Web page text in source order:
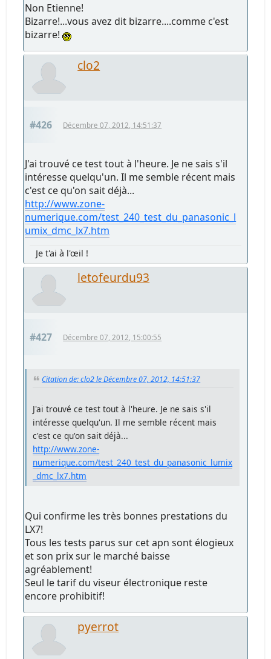
Non Etienne!
Bizarre!...vous avez dit bizarre....comme c'est
bizarre!
clo2
#426 Décembre 07, 2012, 14:51:37
J'ai trouvé ce test tout à l'heure. Je ne sais s'il
intéresse quelqu'un. Il me semble récent mais
c'est ce qu'on sait déjà...
http://www.zone-
numerique.com/test_240_test_du_panasonic_l
umix_dmc_lx7.htm
Je t'ai à l'œil !
letofeurdu93
#427 Décembre 07, 2012, 15:00:55
Citation de: clo2 le Décembre 07, 2012, 14:51:37
J'ai trouvé ce test tout à l'heure. Je ne sais s'il
intéresse quelqu'un. Il me semble récent mais
c'est ce qu'on sait déjà...
http://www.zone-
numerique.com/test_240_test_du_panasonic_lumix
_dmc_lx7.htm
Qui confirme les très bonnes prestations du
LX7!
Tous les tests parus sur cet apn sont élogieux
et son prix sur le marché baisse
agréablement!
Seul le tarif du viseur électronique reste
encore prohibitif!
pyerrot